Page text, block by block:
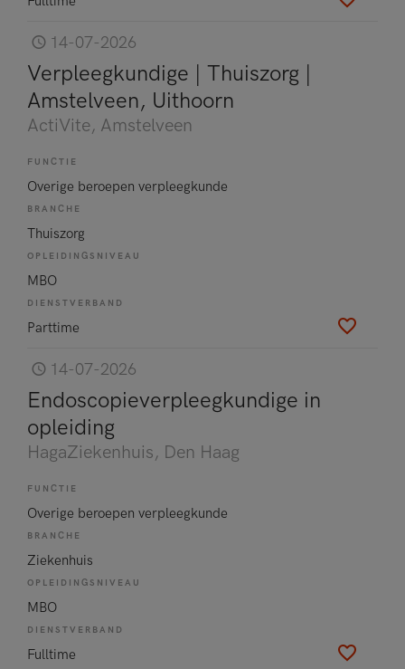
14-07-2026
Verpleegkundige | Thuiszorg |
Amstelveen, Uithoorn
ActiVite, Amstelveen
FUNCTIE
Overige beroepen verpleegkunde
BRANCHE
Thuiszorg
OPLEIDINGSNIVEAU
MBO
DIENSTVERBAND
Parttime
14-07-2026
Endoscopieverpleegkundige in
opleiding
HagaZiekenhuis, Den Haag
FUNCTIE
Overige beroepen verpleegkunde
BRANCHE
Ziekenhuis
OPLEIDINGSNIVEAU
MBO
DIENSTVERBAND
Fulltime